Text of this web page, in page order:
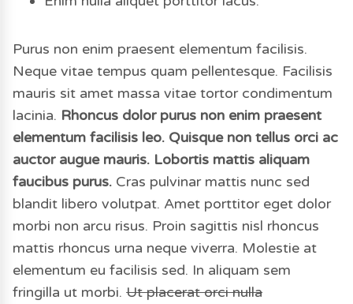
Purus non enim praesent elementum facilisis.
Neque vitae tempus quam pellentesque. Facilisis
mauris sit amet massa vitae tortor condimentum
lacinia. Rhoncus dolor purus non enim praesent
elementum facilisis leo. Quisque non tellus orci ac
auctor augue mauris. Lobortis mattis aliquam
faucibus purus. Cras pulvinar mattis nunc sed
blandit libero volutpat. Amet porttitor eget dolor
morbi non arcu risus. Proin sagittis nisl rhoncus
mattis rhoncus urna neque viverra. Molestie at
elementum eu facilisis sed. In aliquam sem
fringilla ut morbi.Ut placerat orci nulla